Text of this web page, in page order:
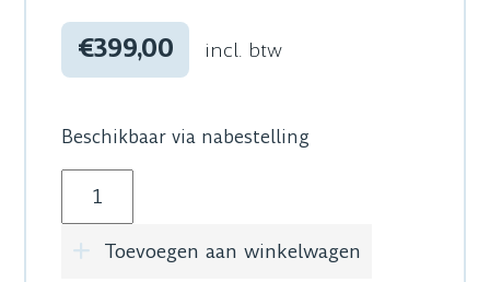
€399,00 incl. btw
Beschikbaar via nabestelling
Sennheiser ADP UHF (470 - 1075 MHZ) aantal
Toevoegen aan winkelwagen